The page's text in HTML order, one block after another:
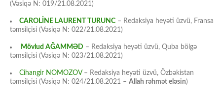
(Vəsiqə N: 019/21.08.2021)
CAROLİNE LAURENT TURUNC – Redaksiya heyəti üzvü, Fransa
təmsilçisi (Vəsiqə N: 022/21.08.2021)
Mövlud AĞAMMƏD – Redaksiya heyəti üzvü, Quba bölgə
təmsilçisi (Vəsiqə N: 023/21.08.2021)
Cihangir NOMOZOV– Redaksiya heyəti üzvü, Özbəkistan
təmsilçisi (Vəsiqə N: 024/21.08.2021 – Allah rəhmət eləsin)